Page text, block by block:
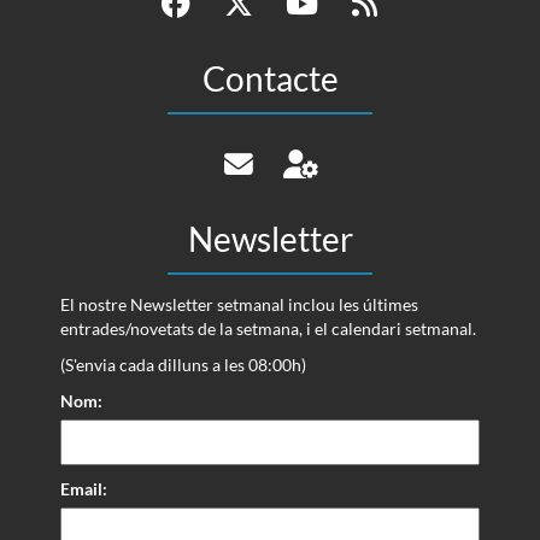
Contacte
Newsletter
El nostre Newsletter setmanal inclou les últimes
entrades/novetats de la setmana, i el calendari setmanal.
(S'envia cada dilluns a les 08:00h)
Nom:
Email: